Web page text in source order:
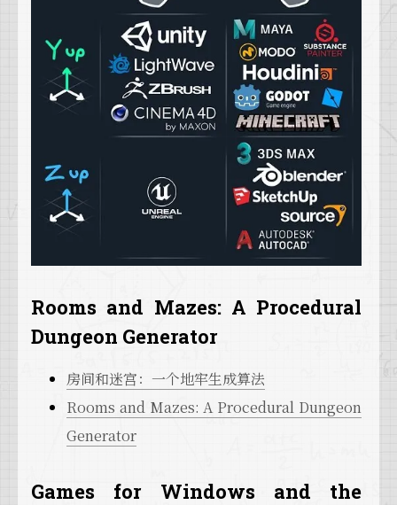
Rooms and Mazes: A Procedural
Dungeon Generator
房间和迷宫：一个地牢生成算法
Rooms and Mazes: A Procedural Dungeon
Generator
Games for Windows and the